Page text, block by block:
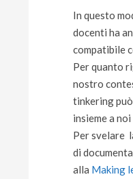
In questo
docenti ha
compatibile
Per quanto
nostro
tinkering
insieme a
Per svelare
di
alla Making